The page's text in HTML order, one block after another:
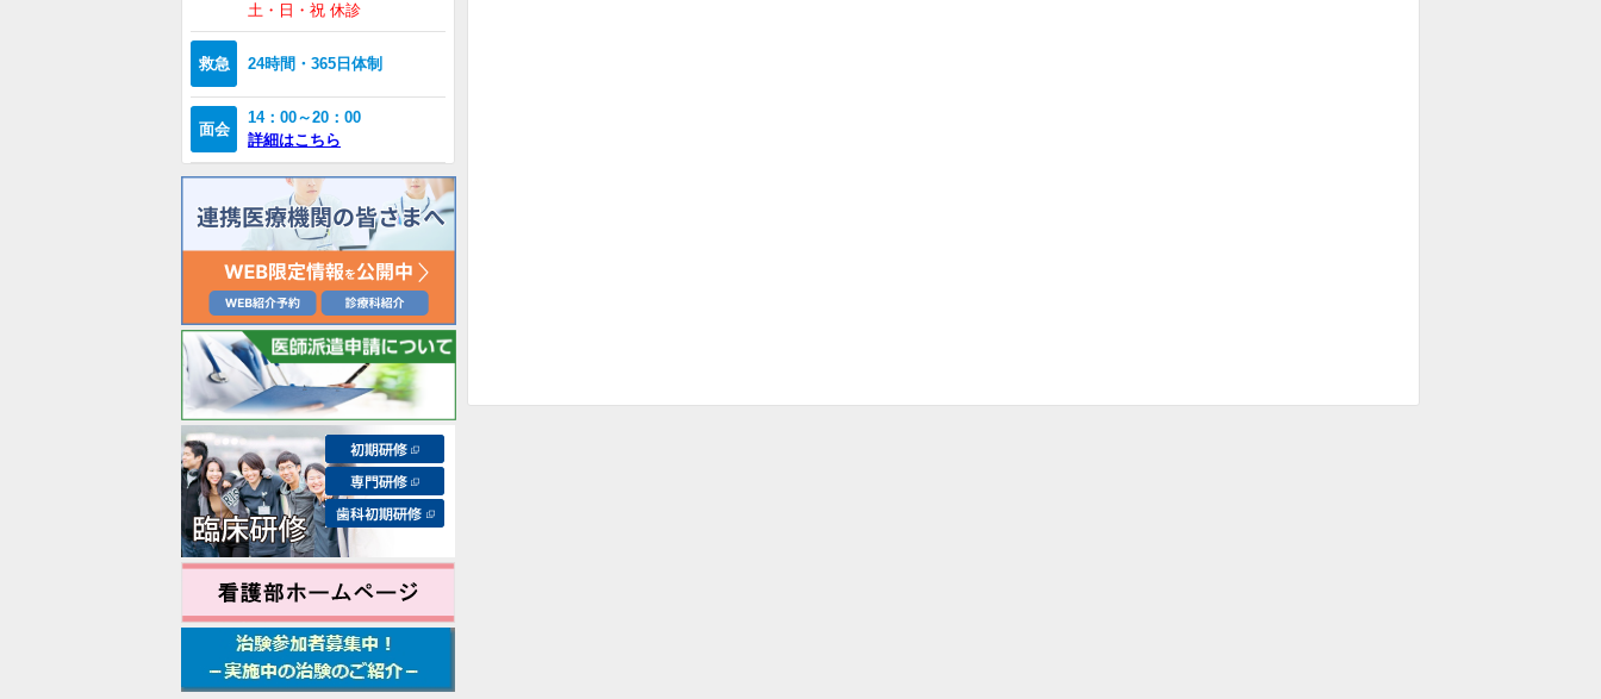
土・日・祝 休診
救急 24時間・365日体制
面会
14：00～20：00
詳細はこちら